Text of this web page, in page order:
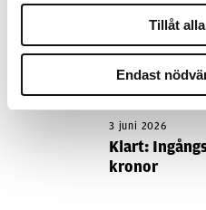
Tillåt
Endast
3 juni 2026
Klart:
kronor